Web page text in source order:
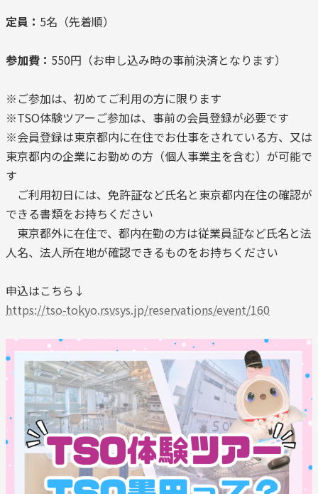
定員： 5名（先着順）
参加費： 550円（お申し込み時の事前決済となります）
※ご参加は、初めてご利用の方に限ります
※TSO体験ツアーご参加は、事前の会員登録が必要です
※会員登録は東京都内に在住でお仕事をされている方、又は
東京都内の企業にお勤めの方（個人事業主を含む）が可能で
す
ご利用初日には、免許証など氏名と東京都内在住の確認が
できる書類をお持ちください
東京都外に在住で、都内在勤の方は従業員証など氏名と法
人名、法人所在地が確認できるものをお持ちください
申込はこちら↓
https://tso-tokyo.rsvsys.jp/reservations/event/160